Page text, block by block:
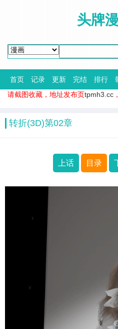
头牌
首页 记录 更新 完结 排行
请截图收藏，地址发布页tpmh3.cc
转折(3D)第02章
上话 目录